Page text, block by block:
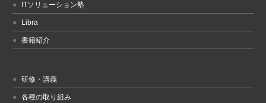
ITソリューション塾
Libra
書籍紹介
研修・講義
各種の取り組み